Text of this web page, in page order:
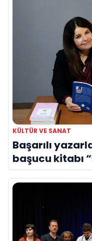
KÜLTÜR VE SANAT
Başarılı
başucu kitabı
yerini aldı